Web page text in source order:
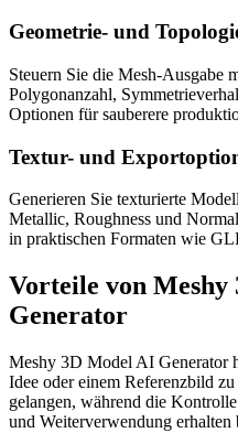
Geometrie- und
Steuern Sie die Mesh-Ausgabe
Polygonanzahl,
Optionen für sauberere
Textur- und
Generieren Sie texturierte
Metallic, Roughness und
in praktischen Formaten wie
Vorteile von
Generator
Meshy 3D Model AI Generator
Idee oder einem Referenzbild
gelangen, während die
und Weiterverwendung erhalten